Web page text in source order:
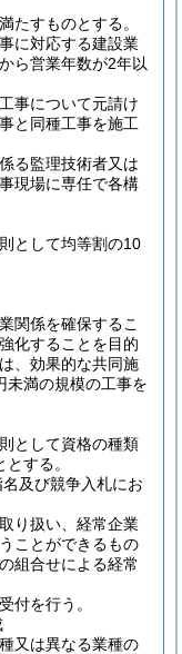
たすものとする。
に対応する建設業
ら営業年数が2年以
事について元請け
と同種工事を施工
る監理技術者又は
現場に専任で各構
として均等割の10
関係を確保するこ
化することを目的
、効果的な共同施
未満の規模の工事を
として資格の種類
する。
及び競争入札にお
り扱い、経常企業
ことができるもの
組合せによる経常
付を行う。
又は異なる業種の